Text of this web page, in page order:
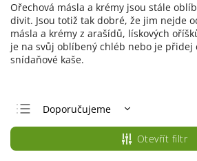
Ořechová másla a krémy jsou stále
divit. Jsou totiž tak dobré, že jim nejde
másla a krémy z arašídů, lískových
je na svůj oblíbený chléb nebo je přidej
snídaňové kaše.
Doporučujeme
Nejlevnější
Nejdražší
Otevřít filtr